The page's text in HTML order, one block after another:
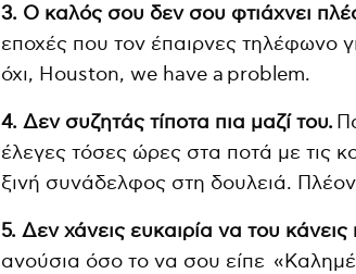
3. Ο καλός σου δεν σου φτιάχνει
εποχές που τον έπαιρνες τηλέφωνο
όχι, Houston, we have a problem.
4. Δεν συζητάς τίποτα πια μαζί του.
έλεγες τόσες ώρες στα ποτά με τις
ξινή συνάδελφος στη δουλειά.
5. Δεν χάνεις ευκαιρία να του
ανούσια όσο το να σου είπε